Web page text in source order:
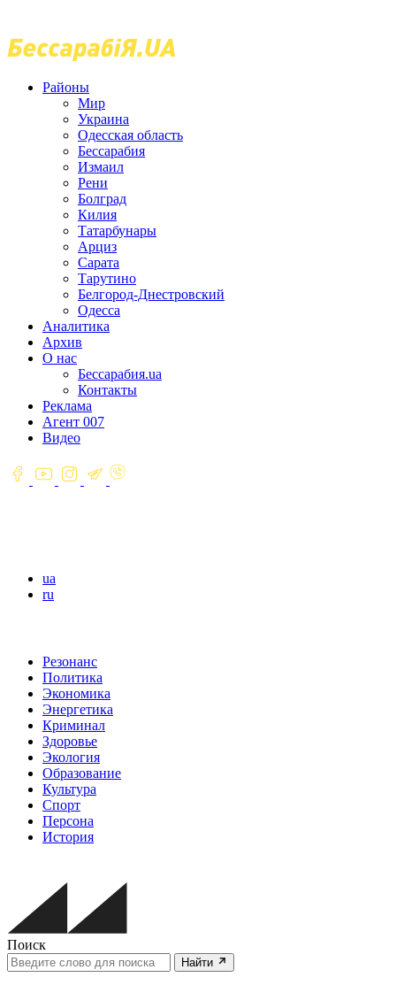
Районы
Мир
Украина
Одесская область
Бессарабия
Измаил
Рени
Болград
Килия
Татарбунары
Арциз
Сарата
Тарутино
Белгород-Днестровский
Одесса
Аналитика
Архив
О нас
Бессарабия.ua
Контакты
Реклама
Агент 007
Видео
ua
ru
Резонанс
Политика
Экономика
Энергетика
Криминал
Здоровье
Экология
Образование
Культура
Спорт
Персона
История
Поиск
Найти